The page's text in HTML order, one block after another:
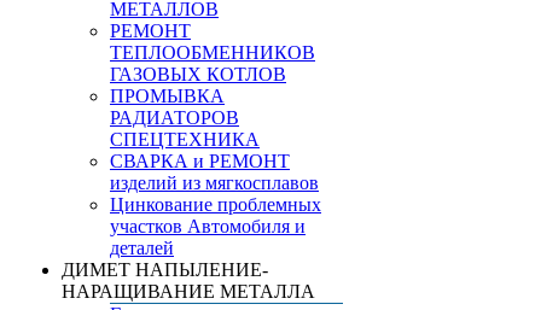
МЕТАЛЛОВ
РЕМОНТ
ТЕПЛООБМЕННИКОВ
ГАЗОВЫХ КОТЛОВ
ПРОМЫВКА
РАДИАТОРОВ
СПЕЦТЕХНИКА
СВАРКА и РЕМОНТ
изделий из мягкосплавов
Цинкование проблемных
участков Автомобиля и
деталей
ДИМЕТ НАПЫЛЕНИЕ-
НАРАЩИВАНИЕ МЕТАЛЛА